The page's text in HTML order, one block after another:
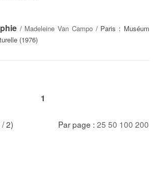
/ Madeleine Van Campo/ Paris : Muséum
(1976)
1
2) Par page : 25 50 100 200